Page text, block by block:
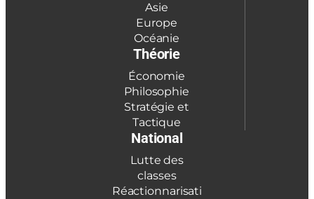
Asie
Europe
Océanie
Théorie
Économie
Philosophie
Stratégie et
Tactique
National
Lutte des
classes
Réactionnarisati